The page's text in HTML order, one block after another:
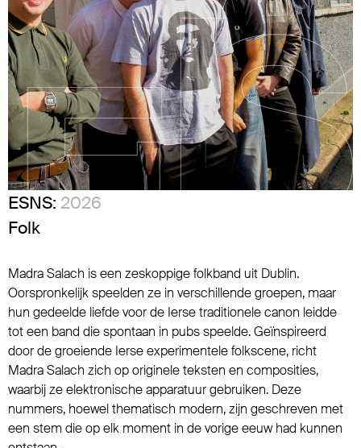
ESNS: 2026
Folk
Madra Salach is een zeskoppige folkband uit Dublin.
Oorspronkelijk speelden ze in verschillende groepen, maar
hun gedeelde liefde voor de Ierse traditionele canon leidde
tot een band die spontaan in pubs speelde. Geïnspireerd
door de groeiende Ierse experimentele folkscene, richt
Madra Salach zich op originele teksten en composities,
waarbij ze elektronische apparatuur gebruiken. Deze
nummers, hoewel thematisch modern, zijn geschreven met
een stem die op elk moment in de vorige eeuw had kunnen